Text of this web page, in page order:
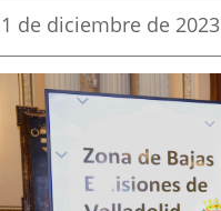
Fecha
la
noticia
1 de diciembre de 2023